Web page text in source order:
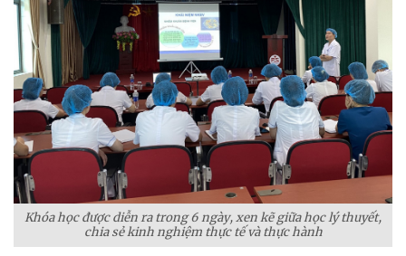
Khóa học được diễn ra trong 6 ngày, xen kẽ giữa học lý thuyết,
chia sẻ kinh nghiệm thực tế và thực hành